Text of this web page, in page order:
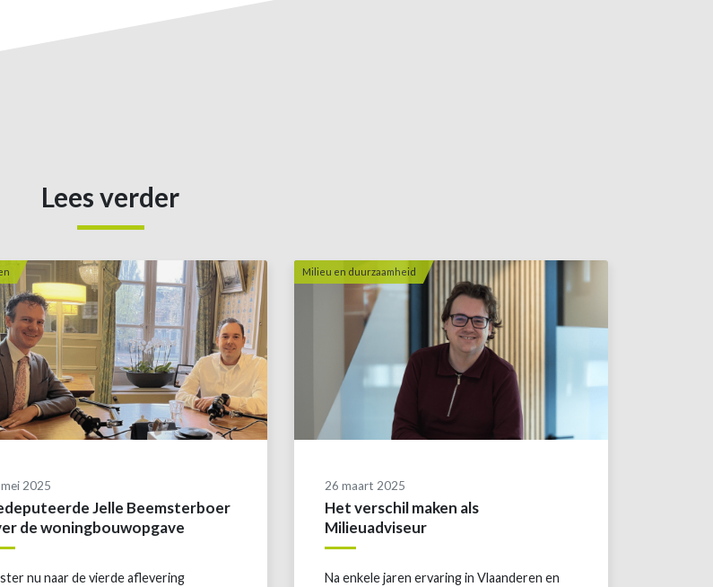
Lees verder
2025
Jelle Beemsterboer
de woningbouwopgave
nu naar de vierde aflevering
Milieu en duurzaamheid
26 maart 2025
Het verschil maken als
Milieuadviseur
Na enkele jaren ervaring in Vlaanderen en